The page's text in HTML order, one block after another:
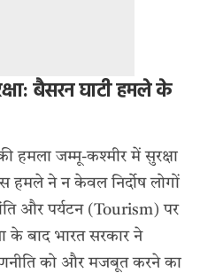
बैसरन घाटी हमले के
हमला जम्मू-कश्मीर में सुरक्षा
हमले ने न केवल निर्दोष लोगों
और पर्यटन (Tourism) पर
के बाद भारत सरकार ने
को और मजबूत करने का